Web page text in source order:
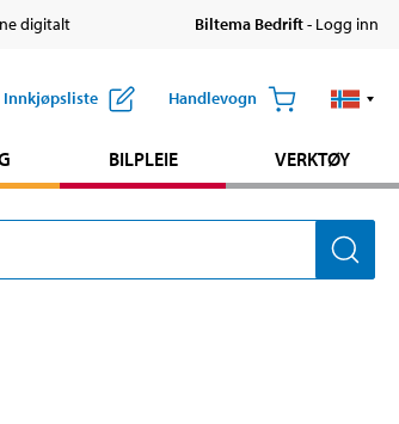
digitalt Biltema Bedrift- Logg inn
Innkjøpsliste Handlevogn
BILPLEIE VERKTØY